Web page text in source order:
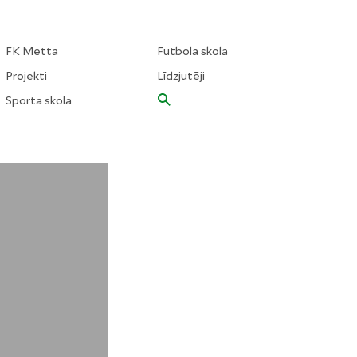
FK Metta
Projekti
Sporta skola
Futbola skola
Līdzjutēji